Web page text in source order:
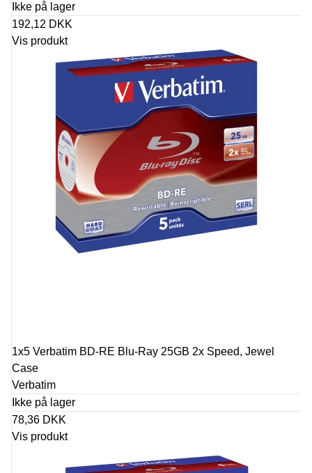
Ikke på lager
192,12 DKK
Vis produkt
1x5 Verbatim BD-RE Blu-Ray 25GB 2x Speed, Jewel
Case
Verbatim
Ikke på lager
78,36 DKK
Vis produkt